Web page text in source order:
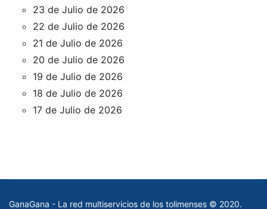
23 de Julio de 2026
22 de Julio de 2026
21 de Julio de 2026
20 de Julio de 2026
19 de Julio de 2026
18 de Julio de 2026
17 de Julio de 2026
GanaGana - La red multiservicios de los tolimenses © 2020.